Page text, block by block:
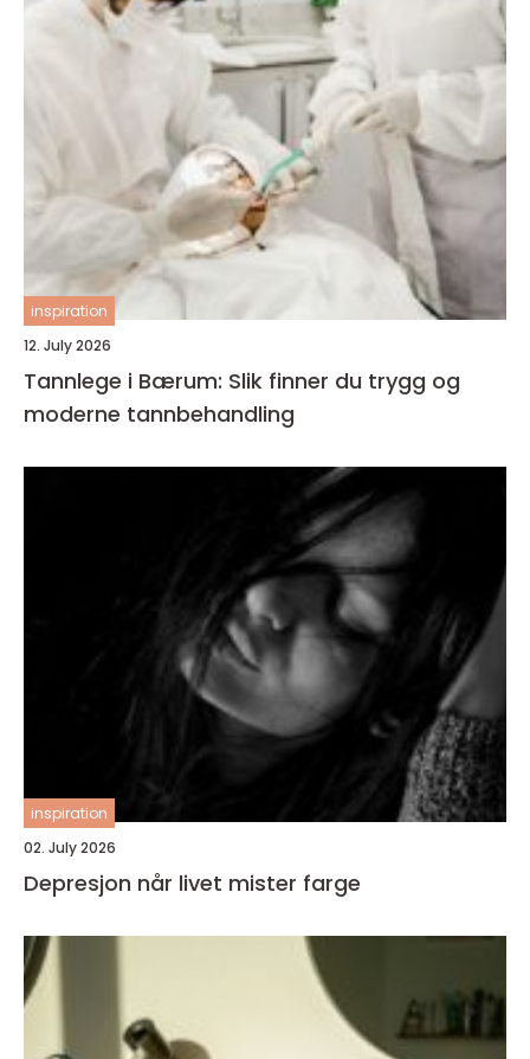
inspiration
12. July 2026
Tannlege i Bærum: Slik finner du trygg og
moderne tannbehandling
inspiration
02. July 2026
Depresjon når livet mister farge